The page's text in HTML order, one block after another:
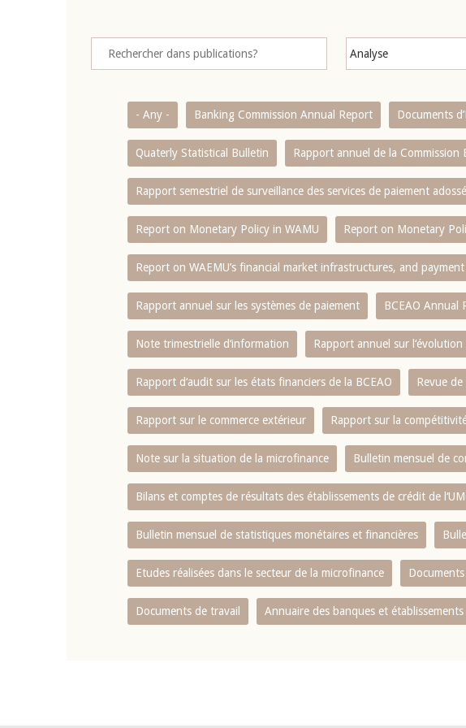
- Any - Banking Commission Annual Report Documents
Quaterly Statistical Bulletin Rapport annuel de la Commission
Rapport semestriel de surveillance des services de paiement
Report on Monetary Policy in WAMU Report on Monetary
Report on WAEMU’s financial market infrastructures, and
Rapport annuel sur les systèmes de paiement BCEAO Annual
Note trimestrielle d‘information Rapport annuel sur
Rapport d‘audit sur les états financiers de la BCEAO Revue de
Rapport sur le commerce extérieur Rapport sur la
Note sur la situation de la microfinance Bulletin mensuel de
Bilans et comptes de résultats des établissements de crédit de
Bulletin mensuel de statistiques monétaires et financières
Etudes réalisées dans le secteur de la microfinance
Documents de travail Annuaire des banques et